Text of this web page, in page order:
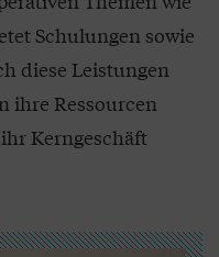
Schulungen sowie
diese Leistungen
ihre Ressourcen
Kerngeschäft